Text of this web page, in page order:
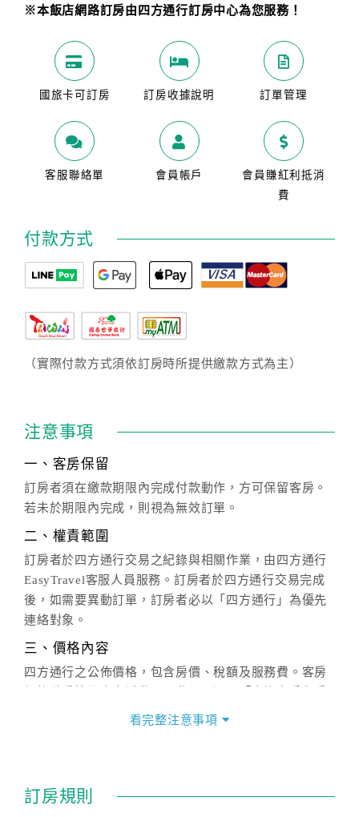
※本飯店網路訂房由四方通行訂房中心為您服務！
國旅卡可訂房 訂房收據說明 訂單管理
客服聯絡單 會員帳戶
會員賺紅利抵消
費
付款方式
（實際付款方式須依訂房時所提供繳款方式為主）
注意事項
一、客房保留
訂房者須在繳款期限內完成付款動作，方可保留客房。
若未於期限內完成，則視為無效訂單。
二、權責範圍
訂房者於四方通行交易之紀錄與相關作業，由四方通行
EasyTravel客服人員服務。訂房者於四方通行交易完成
後，如需要異動訂單，訂房者必以「四方通行」為優先
連絡對象。
三、價格內容
四方通行之公佈價格，包含房價、稅額及服務費。客房
價」之當日價格為標準。
話方式異動訂單。
看完整注意事項
訂房規則